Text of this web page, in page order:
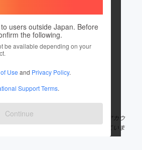
users outside Japan. Before
the following.
be available depending on your
Use and Privacy Policy.
Support Terms.
Continue
minatorave
ェクトを投稿しています
阪府
児島県
系DJパーティー、ミナトレイヴの公式アカウ
催個人のCAMPFIREアカウントで行っていま